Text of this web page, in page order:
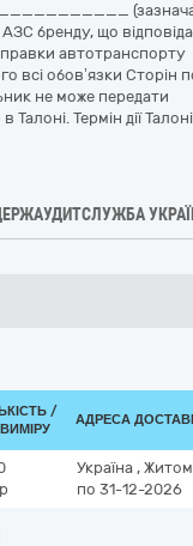
бренду, що
автотранспорту
всі обов’язки Сторін
не може передати
Термін дії
/
АДРЕСА
Україна ,
по 31-12-2026